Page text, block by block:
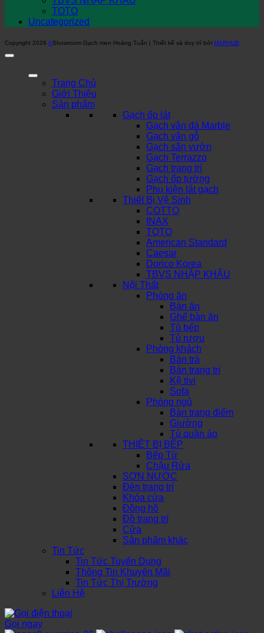
TOTO
Uncategorized
Copyright 2026 ©Showroom Gạch men Hoàng Tuấn | Thiết kế và duy trì bởi MARHUB
Trang Chủ
Giới Thiệu
Sản phẩm
Gạch ốp lát
Gạch vân đá Marble
Gạch vân gỗ
Gạch sân vườn
Gạch Terrazzo
Gạch trang trí
Gạch ốp tường
Phụ kiện lát gạch
Thiết Bị Vệ Sinh
COTTO
INAX
TOTO
American Standard
Caesar
Dorico Korea
TBVS NHẬP KHẨU
Nội Thất
Phòng ăn
Bàn ăn
Ghế bàn ăn
Tủ bếp
Tủ rượu
Phòng khách
Bàn trà
Bàn trang trí
Kệ tivi
Sofa
Phòng ngủ
Bàn trang điểm
Giường
Tủ quần áo
THIẾT BỊ BẾP
Bếp Từ
Chậu Rửa
SƠN NƯỚC
Đèn trang trí
Khóa cửa
Đồng hồ
Đồ trang trí
Cửa
Sản phẩm khác
Tin Tức
Tin Tức Tuyển Dụng
Thông Tin Khuyến Mãi
Tin Tức Thị Trường
Liên Hệ
Gọi ngay